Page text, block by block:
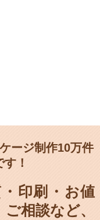
ージ制作10万件
！
印刷・お値
相談など、